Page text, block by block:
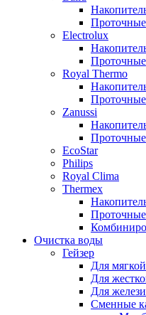
Проточные
Electrolux
Проточные
Royal Thermo
Проточные
Zanussi
Проточные
EcoStar
Philips
Royal Clima
Thermex
Проточные
Очистка воды
Гейзер
Для
Для
Для
Сменные